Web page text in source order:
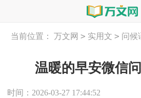
当前位置： 万文网 > 实用文 > 问候
温暖的早安微信
时间：2026-03-27 17:44:52